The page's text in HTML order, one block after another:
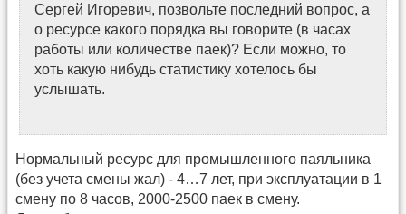
Сергей Игоревич, позвольте последний вопрос, а
о ресурсе какого порядка вы говорите (в часах
работы или количестве паек)? Если можно, то
хоть какую нибудь статистику хотелось бы
услышать.
Нормальный ресурс для промышленного паяльника
(без учета смены жал) - 4…7 лет, при эксплуатации в 1
смену по 8 часов, 2000-2500 паек в смену.